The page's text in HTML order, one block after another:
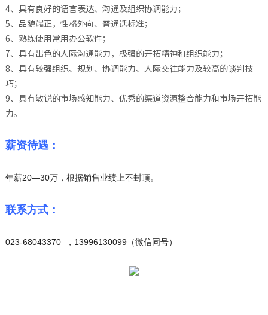
4、具有良好的语言表达、沟通及组织协调能力；
5、品貌端正，性格外向、普通话标准；
6、熟练使用常用办公软件；
7、具有出色的人际沟通能力，极强的开拓精神和组织能力；
8、具有较强组织、规划、协调能力、人际交往能力及较高的谈判技
巧；
9、具有敏锐的市场感知能力、优秀的渠道资源整合能力和市场开拓能
力。
薪资待遇：
年薪20—30万，根据销售业绩上不封顶。
联系方式：
023-68043370 ，13996130099（微信同号）